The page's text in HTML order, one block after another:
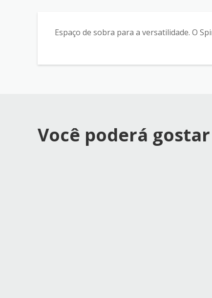
Espaço de sobra para a versatilidade. O
Você poderá